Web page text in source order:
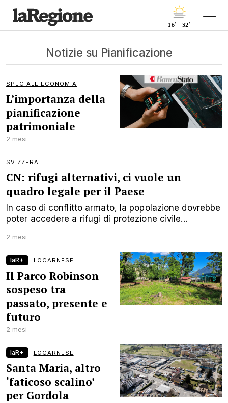
16° - 32°
Notizie su Pianificazione
SPECIALE ECONOMIA
L’importanza della
pianificazione
patrimoniale
2 mesi
SVIZZERA
CN: rifugi alternativi, ci vuole un
quadro legale per il Paese
In caso di conflitto armato, la popolazione dovrebbe
poter accedere a rifugi di protezione civile...
2 mesi
laR+ LOCARNESE
Il Parco Robinson
sospeso tra
passato, presente e
futuro
2 mesi
laR+ LOCARNESE
Santa Maria, altro
‘faticoso scalino’
per Gordola